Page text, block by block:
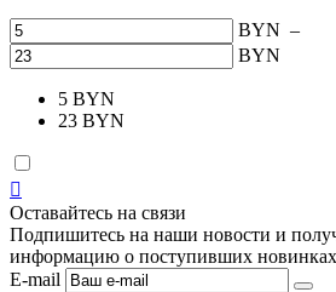
BYN –
BYN
5 BYN
23 BYN

Оставайтесь на связи
Подпишитесь на наши новости и
информацию о поступивших
E-mail